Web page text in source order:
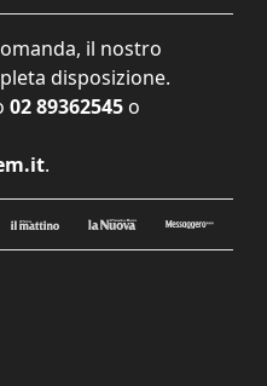
il nostro
disposizione.
02 89362545 o
.